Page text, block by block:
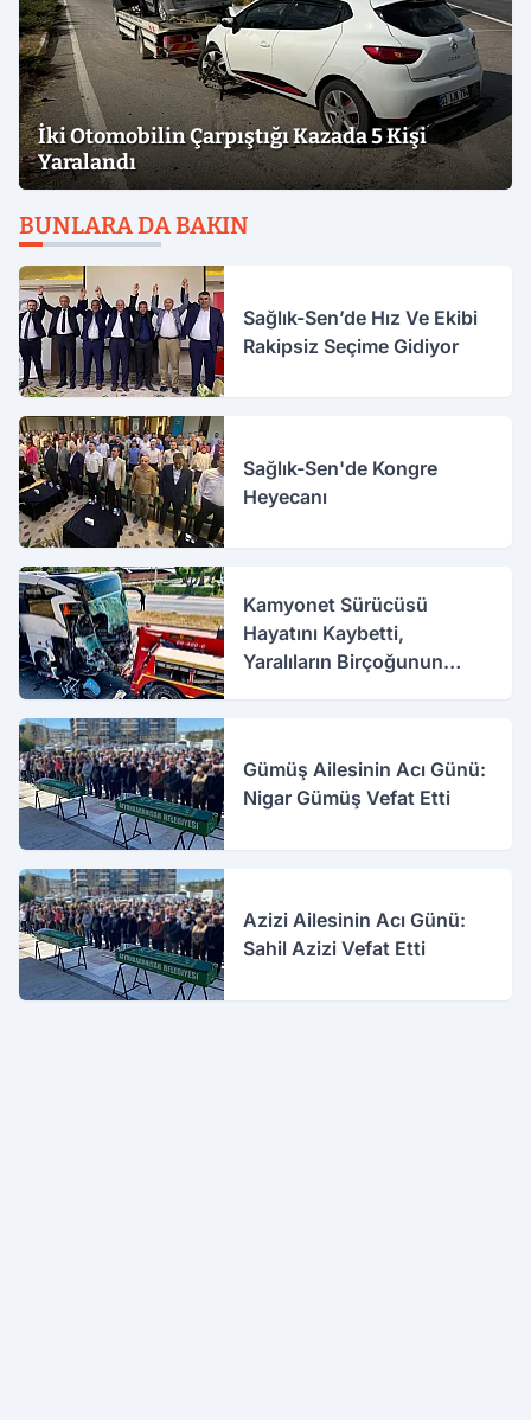
İki Otomobilin Çarpıştığı Kazada 5 Kişi
Yaralandı
BUNLARA DA BAKIN
Sağlık-Sen’de Hız Ve Ekibi
Rakipsiz Seçime Gidiyor
Sağlık-Sen'de Kongre
Heyecanı
Kamyonet Sürücüsü
Hayatını Kaybetti,
Yaralıların Birçoğunun
Gümüş Ailesinin Acı Günü:
Nigar Gümüş Vefat Etti
Azizi Ailesinin Acı Günü:
Sahil Azizi Vefat Etti